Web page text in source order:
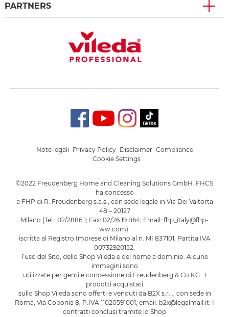
PARTNERS
©2022 Freudenberg Home and Cleaning Solutions GmbH. FHCS
ha concesso
a FHP di R. Freudenberg s.a.s., con sede legale in Via Dei Valtorta
48 – 20127
Milano (Tel.: 02/2886.1; Fax: 02/26.19.864; Email: fhp_italy@fhp-
ww.com),
iscritta al Registro Imprese di Milano al n. MI 837101, Partita IVA
00732920152,
l’uso del Sito, dello Shop Vileda e del nome a dominio. Alcune
immagini sono
utilizzate per gentile concessione di Freudenberg & Co.KG. I
prodotti acquistati
sullo Shop Vileda sono offerti e venduti da B2X s.r.l., con sede in
Roma, Via Coponia 8, P.IVA 11020591001, email: b2x@legalmail.it. I
contratti conclusi tramite lo Shop
Note legali Privacy Policy Disclaimer Compliance
Cookie Settings